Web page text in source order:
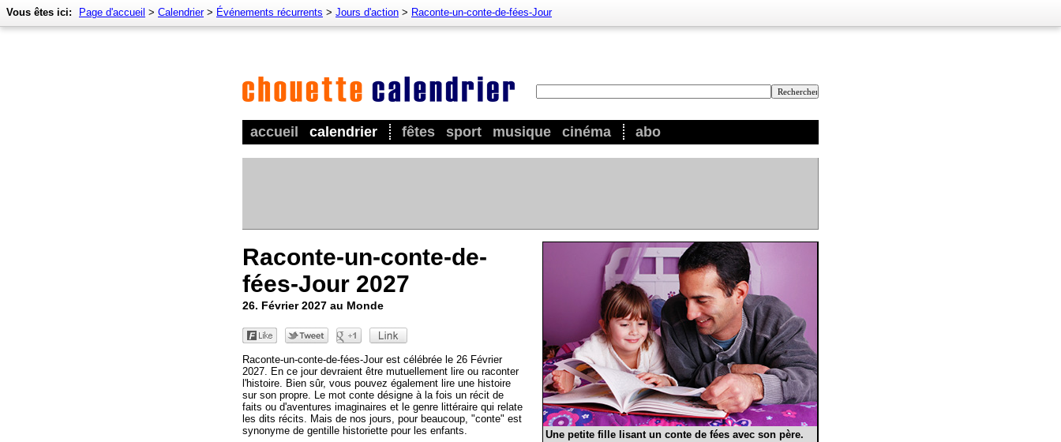
accueil calendrier fêtes sport musique cinéma abo
Vous êtes ici: Page d'accueil > Calendrier> Événements récurrents > Jours d'action > Raconte-un-conte-de-fées-Jour
Raconte-un-conte-de-
fées-Jour 2027
26. Février 2027 au Monde
Raconte-un-conte-de-fées-Jour est célébrée le 26 Février
2027. En ce jour devraient être mutuellement lire ou raconter
l'histoire. Bien sûr, vous pouvez également lire une histoire
sur son propre. Le mot conte désigne à la fois un récit de
faits ou d'aventures imaginaires et le genre littéraire qui relate
les dits récits. Mais de nos jours, pour beaucoup, "conte" est
synonyme de gentille historiette pour les enfants.
Une petite fille lisant un conte de fées avec son père.